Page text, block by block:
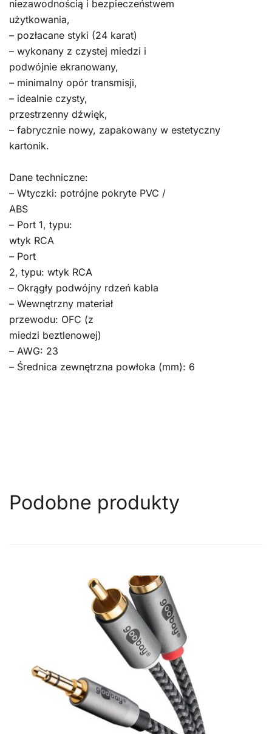
niezawodnością i bezpieczeństwem
użytkowania,
– pozłacane styki (24 karat)
– wykonany z czystej miedzi i
podwójnie ekranowany,
– minimalny opór transmisji,
– idealnie czysty,
przestrzenny dźwięk,
– fabrycznie nowy, zapakowany w estetyczny
kartonik.
Dane techniczne:
– Wtyczki: potrójne pokryte PVC /
ABS
– Port 1, typu:
wtyk RCA
– Port
2, typu: wtyk RCA
– Okrągły podwójny rdzeń kabla
– Wewnętrzny materiał
przewodu: OFC (z
miedzi beztlenowej)
– AWG: 23
– Średnica zewnętrzna powłoka (mm): 6
Podobne produkty